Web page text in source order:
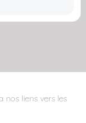
nos liens vers les